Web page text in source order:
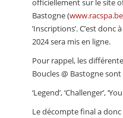
officiellement sur le site
Bastogne (www.racspa.be
’Inscriptions’. C’est donc
2024 sera mis en ligne.
Pour rappel, les
Boucles @ Bastogne
‘Legend’, ‘Challenger’,
Le décompte final a